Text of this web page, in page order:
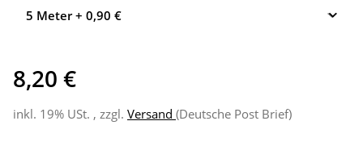
5 Meter + 0,90 €
8,20 €
inkl. 19% USt. , zzgl. Versand (Deutsche Post Brief)